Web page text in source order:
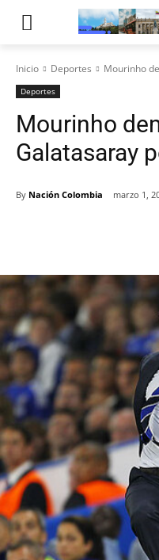
Inicio Deportes Mourinho
Deportes
Mourinho
Galatasaray
By Nación Colombia marzo 1,